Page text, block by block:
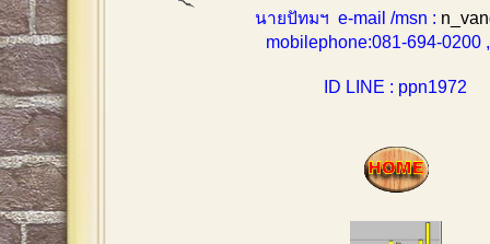
นายปัทมฯ e-mail /msn :
mobilephone:081-694-0200 ,
ID LINE : ppn1972